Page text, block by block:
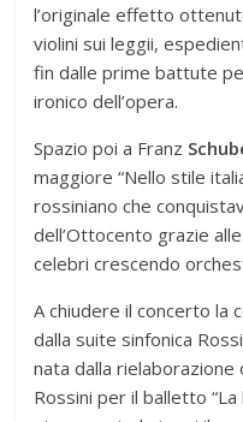
l’originale effetto
violini sui leggii,
fin dalle prime battute
ironico dell’opera.
Spazio poi a Franz
maggiore “Nello stile
rossiniano che
dell’Ottocento grazie
celebri crescendo
A chiudere il concerto la
dalla suite sinfonica
nata dalla
Rossini per il balletto